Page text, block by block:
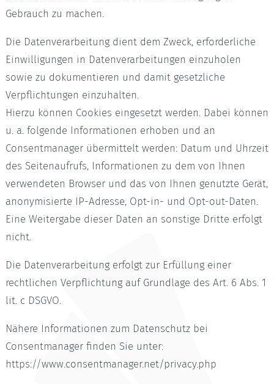
Gebrauch zu machen.
Die Datenverarbeitung dient dem Zweck, erforderliche
Einwilligungen in Datenverarbeitungen einzuholen
sowie zu dokumentieren und damit gesetzliche
Verpflichtungen einzuhalten.
Hierzu können Cookies eingesetzt werden. Dabei können
u. a. folgende Informationen erhoben und an
Consentmanager übermittelt werden: Datum und Uhrzeit
des Seitenaufrufs, Informationen zu dem von Ihnen
verwendeten Browser und das von Ihnen genutzte Gerät,
anonymisierte IP-Adresse, Opt-in- und Opt-out-Daten.
Eine Weitergabe dieser Daten an sonstige Dritte erfolgt
nicht.
Die Datenverarbeitung erfolgt zur Erfüllung einer
rechtlichen Verpflichtung auf Grundlage des Art. 6 Abs. 1
lit. c DSGVO.
Nähere Informationen zum Datenschutz bei
Consentmanager finden Sie unter:
https://www.consentmanager.net/privacy.php